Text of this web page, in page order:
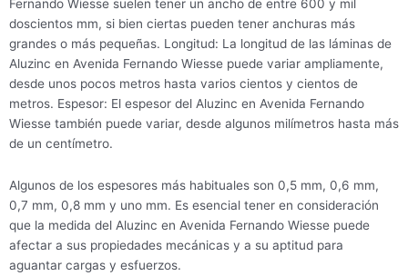
Fernando Wiesse suelen tener un ancho de entre 600 y mil
doscientos mm, si bien ciertas pueden tener anchuras más
grandes o más pequeñas. Longitud: La longitud de las láminas de
Aluzinc en Avenida Fernando Wiesse puede variar ampliamente,
desde unos pocos metros hasta varios cientos y cientos de
metros. Espesor: El espesor del Aluzinc en Avenida Fernando
Wiesse también puede variar, desde algunos milímetros hasta más
de un centímetro.
Algunos de los espesores más habituales son 0,5 mm, 0,6 mm,
0,7 mm, 0,8 mm y uno mm. Es esencial tener en consideración
que la medida del Aluzinc en Avenida Fernando Wiesse puede
afectar a sus propiedades mecánicas y a su aptitud para
aguantar cargas y esfuerzos.